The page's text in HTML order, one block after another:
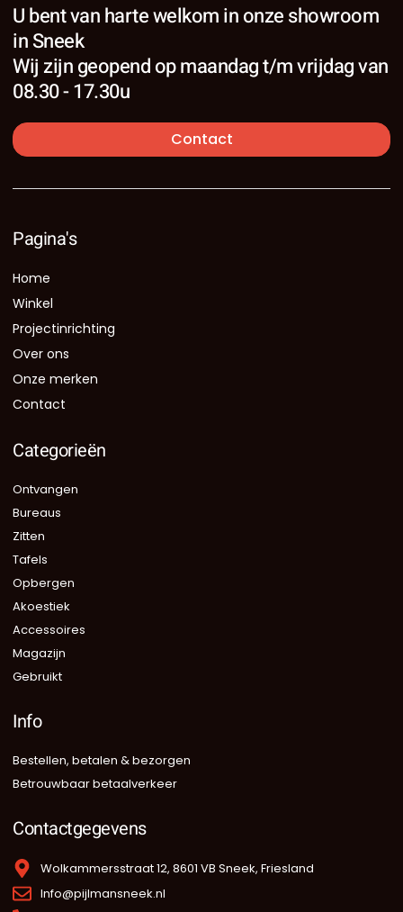
U bent van harte welkom in onze showroom
in Sneek
Wij zijn geopend op maandag t/m vrijdag van
08.30 - 17.30u
Contact
Pagina's
Home
Winkel
Projectinrichting
Over ons
Onze merken
Contact
Categorieën
Ontvangen
Bureaus
Zitten
Tafels
Opbergen
Akoestiek
Accessoires
Magazijn
Gebruikt
Info
Bestellen, betalen & bezorgen
Betrouwbaar betaalverkeer
Contactgegevens
Wolkammersstraat 12, 8601 VB Sneek, Friesland
Info@pijlmansneek.nl